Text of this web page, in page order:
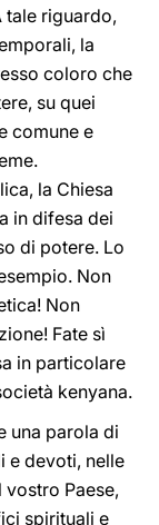
tale riguardo,
la
coloro che
su quei
comune e
la Chiesa
in difesa dei
di potere. Lo
Non
Non
Fate sì
in particolare
kenyana.
una parola di
e devoti, nelle
Paese,
spirituali e